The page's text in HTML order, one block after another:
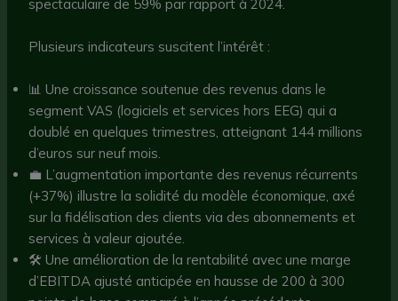
spectaculaire de 59% par rapport à 2024.
Plusieurs indicateurs suscitent l’intérêt :
📊 Une croissance soutenue des revenus dans le
segment VAS (logiciels et services hors EEG) qui a
doublé en quelques trimestres, atteignant 144 millions
d’euros sur neuf mois.
💼 L’augmentation importante des revenus récurrents
(+37%) illustre la solidité du modèle économique, axé
sur la fidélisation des clients via des abonnements et
services à valeur ajoutée.
🛠 Une amélioration de la rentabilité avec une marge
d’EBITDA ajusté anticipée en hausse de 200 à 300